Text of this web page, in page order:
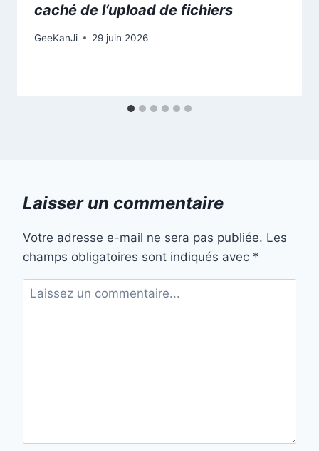
caché de l’upload de fichiers
GeeKanJi 29 juin 2026
Laisser un commentaire
Votre adresse e-mail ne sera pas publiée. Les
champs obligatoires sont indiqués avec *